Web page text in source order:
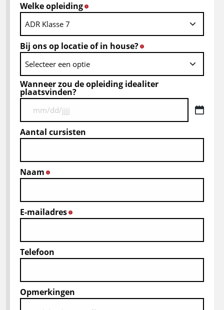
Welke opleiding
Bij ons op locatie of in house?
Wanneer zou de opleiding idealiter
plaatsvinden?
slash
DD
JJJJ
Aantal cursisten
Naam
E-mailadres
Telefoon
Opmerkingen